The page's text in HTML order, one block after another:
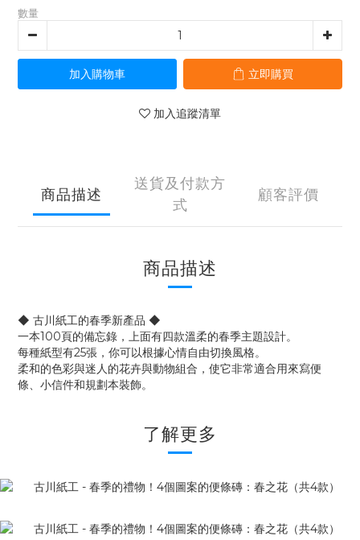
數量
加入購物車 立即購買
加入追蹤清單
商品描述
送貨及付款方
式
顧客評價
商品描述
◆ 古川紙工的春季新產品 ◆
一本100頁的備忘錄，上面有四款溫柔的春季主題設計。
每種紙型有25張，你可以根據心情自由切換風格。
柔和的色彩與迷人的花卉與動物組合，使它非常適合用來寫便
條、小信件和規劃本裝飾。
了解更多